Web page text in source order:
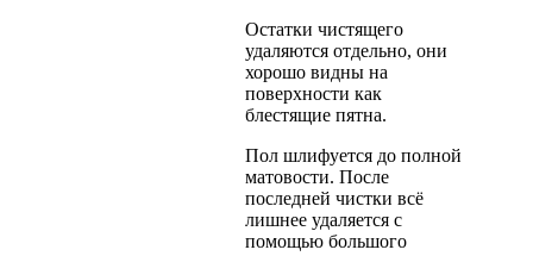
Остатки чистящего
удаляются отдельно, они
хорошо видны на
поверхности как
блестящие пятна.
Пол шлифуется до полной
матовости. После
последней чистки всё
лишнее удаляется с
помощью большого